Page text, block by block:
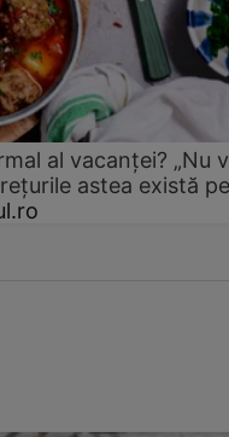
al vacanței? „Nu
astea există